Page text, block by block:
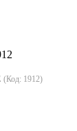
(Код: 1912)